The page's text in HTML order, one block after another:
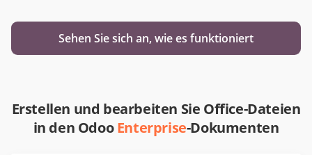
Sehen Sie sich an, wie es funktioniert
Erstellen und bearbeiten Sie Office-Dateien
in den OdooEnterprise-Dokumenten